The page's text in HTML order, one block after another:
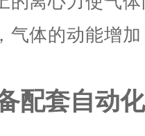
气体的动能增
配套自动